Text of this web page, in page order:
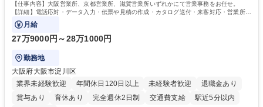
【仕事内容】大阪営業所、京都営業所、滋賀営業所いずれかにて営業事務をお任せ。
【詳細】電話応対・データ入力・伝票や見積の作成・カタログ送付・来客対応・営業所内
で発生する事務業務や業務改善をお任せ。
月給
27万9000円～28万1000円
勤務地
大阪府大阪市淀川区
業界未経験歓迎
年間休日120日以上 未経験者歓迎
退職金あり
賞与あり
育休あり 完全週休2日制 交通費支給
駅近5分以内